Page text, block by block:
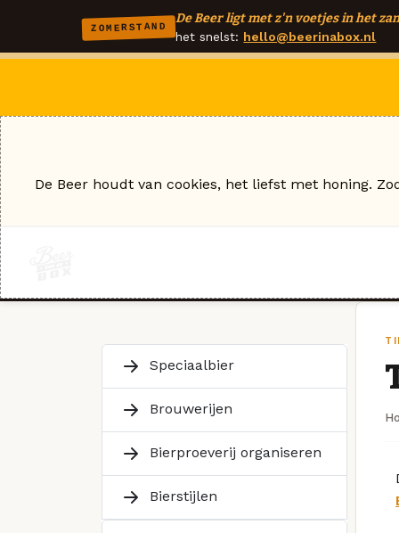
ZOMERSTAND
De Beer ligt met z'n voetjes in het
het snelst: hello@beerinabox.nl
Speciaalbier
Brouwerijen
Bierproeverij organiseren
Bierstijlen
De Beer houdt van cookies, het liefst met honing.